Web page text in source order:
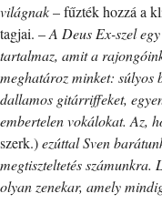
világnak– fűzték hozzá a
tagjai. –A Deus Ex-szel
tartalmaz, amit a
meghatároz minket: súlyos
dallamos gitárriffeket,
embertelen vokálokat. Az,
szerk.)ezúttal Sven
megtiszteltetés számunkra.
olyan zenekar, amely